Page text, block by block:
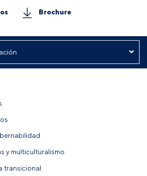
Brochure
y multiculturalismo
transicional